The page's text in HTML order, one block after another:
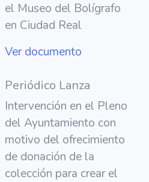
el Museo del Bolígrafo
en Ciudad Real
Ver documento
Periódico Lanza
Intervención en el Pleno
del Ayuntamiento con
motivo del ofrecimiento
de donación de la
colección para crear el